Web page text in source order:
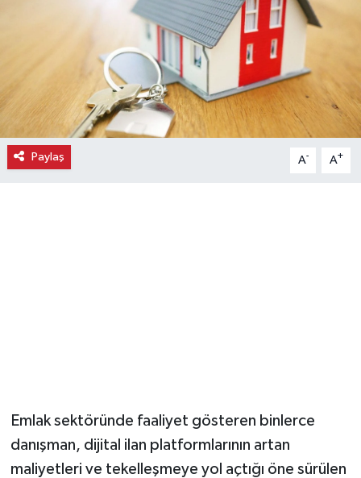
Paylaş A- A+
Emlak sektöründe faaliyet gösteren binlerce
danışman, dijital ilan platformlarının artan
maliyetleri ve tekelleşmeye yol açtığı öne sürülen
İlçe Haberleri
Keşfet
Sokak Hayvanlarını Sahiplendirme